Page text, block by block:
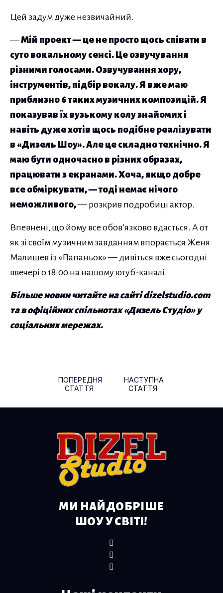
Цей задум дуже незвичайний.
—Мій проект — це не просто щось співати в
суто вокальному сенсі. Це озвучування
різними голосами. Озвучування хору,
інструментів, підбір вокалу. Я вже маю
приблизно 6 таких музичних композицій. Я
показував їх вузькому колу знайомих і
навіть дуже хотів щось подібне реалізувати
в «Дизель Шоу». Але це складно технічно. Я
маю бути одночасно в різних образах,
працювати з екранами. Хоча, якщо добре
все обміркувати, — тоді немає нічого
неможливого,— розкрив подробиці актор.
Впевнені, що йому все обов’язково вдасться. А от
як зі своїм музичним завданням впорається Женя
Малишев із «Папаньок» — дивіться вже сьогодні
ввечері о 18:00 на нашому ютуб-каналі.
Більше новин читайте на сайті dizelstudio.com
та в офіційних спільнотах «Дизель Студіо» у
соціальних мережах.
ПОПЕРЕДНЯ
СТАТТЯ
НАСТУПНА
СТАТТЯ
МИ НАЙДОБРІШЕ
ШОУ У СВІТІ!